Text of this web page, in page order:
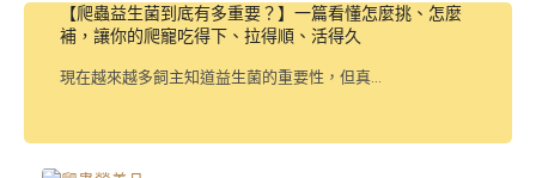
【爬蟲益生菌到底有多重要？】一篇看懂怎麼挑、怎麼
補，讓你的爬寵吃得下、拉得順、活得久
現在越來越多飼主知道益生菌的重要性，但真...